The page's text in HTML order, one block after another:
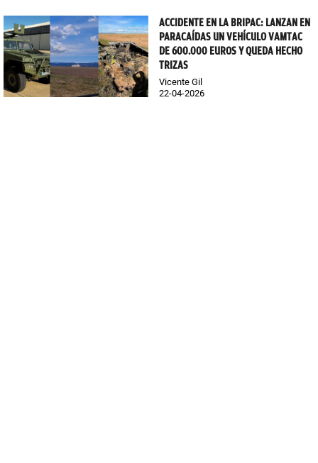
ACCIDENTE EN LA BRIPAC: LANZAN EN
PARACAÍDAS UN VEHÍCULO VAMTAC
DE 600.000 EUROS Y QUEDA HECHO
TRIZAS
Vicente Gil
22-04-2026